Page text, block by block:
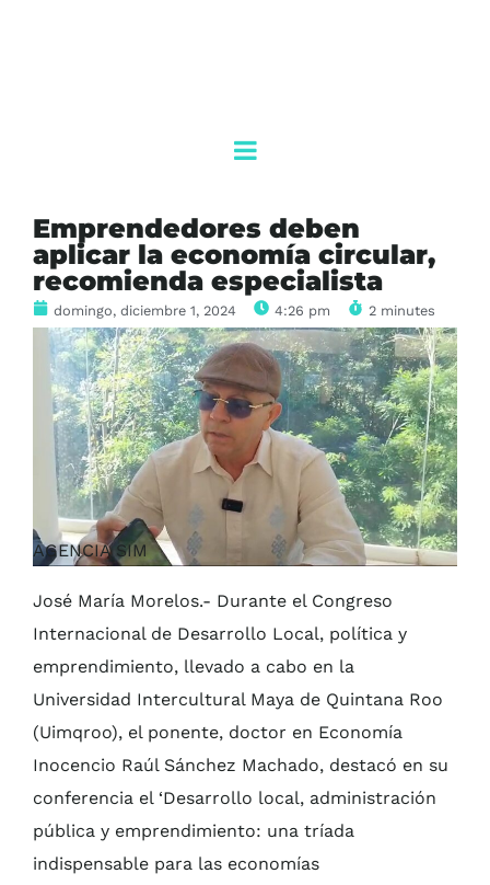
Emprendedores deben
aplicar la economía circular,
recomienda especialista
domingo, diciembre 1, 2024 4:26 pm 2 minutes
AGENCIA SIM
José María Morelos.- Durante el Congreso
Internacional de Desarrollo Local, política y
emprendimiento, llevado a cabo en la
Universidad Intercultural Maya de Quintana Roo
(Uimqroo), el ponente, doctor en Economía
Inocencio Raúl Sánchez Machado, destacó en su
conferencia el ‘Desarrollo local, administración
pública y emprendimiento: una tríada
indispensable para las economías